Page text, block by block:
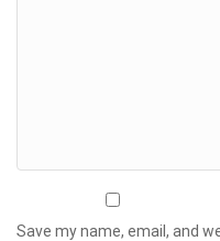
Save my name, email, and